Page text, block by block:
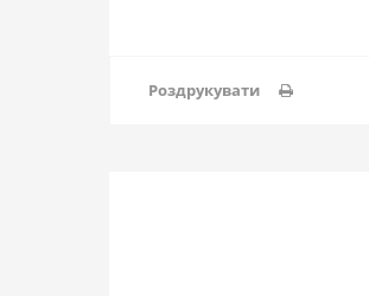
Роздрукувати